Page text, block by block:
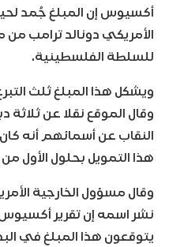
أكسيوس إن المبلغ جُمد
الأمريكي دونالد ترامب من
للسلطة الفلسطينية.
ويشكل هذا المبلغ ثلث
وقال الموقع نقلا عن
النقاب عن أسمائهم أنه
هذا التمويل بحلول الأول من
وقال مسؤول الخارجية
نشر اسمه إن تقرير
يتوقعون هذا المبلغ في